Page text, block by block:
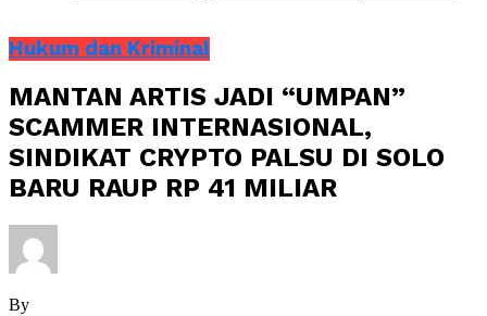
Hukum dan Kriminal
MANTAN ARTIS JADI “UMPAN”
SCAMMER INTERNASIONAL,
SINDIKAT CRYPTO PALSU DI SOLO
BARU RAUP RP 41 MILIAR
By